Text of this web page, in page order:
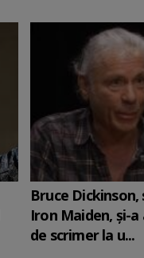
Bruce
Iron Maiden, şi-
de scrimer la u...